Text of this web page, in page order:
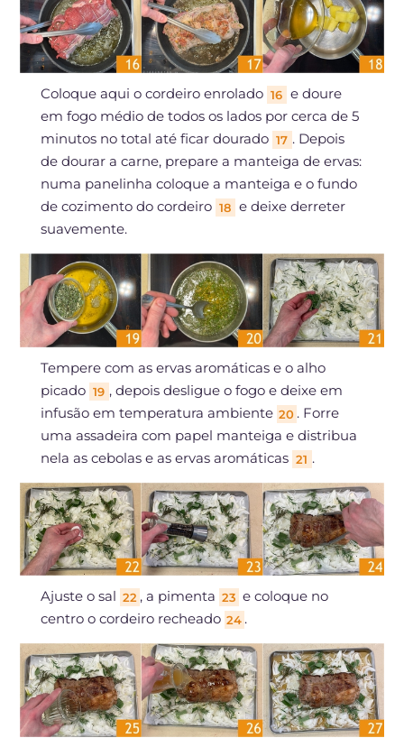
Coloque aqui o cordeiro enrolado 16 e doure
em fogo médio de todos os lados por cerca de 5
minutos no total até ficar dourado 17 . Depois
de dourar a carne, prepare a manteiga de ervas:
numa panelinha coloque a manteiga e o fundo
de cozimento do cordeiro 18 e deixe derreter
suavemente.
Tempere com as ervas aromáticas e o alho
picado 19 , depois desligue o fogo e deixe em
infusão em temperatura ambiente 20 . Forre
uma assadeira com papel manteiga e distribua
nela as cebolas e as ervas aromáticas 21 .
Ajuste o sal 22 , a pimenta 23 e coloque no
centro o cordeiro recheado 24 .